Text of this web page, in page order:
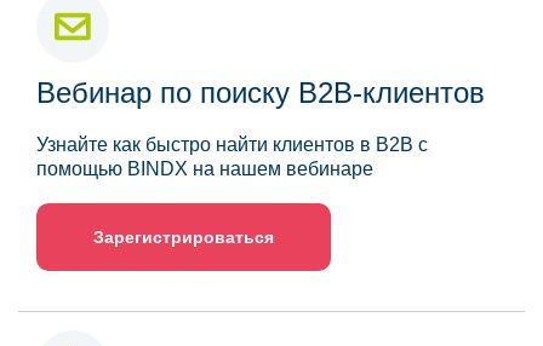
Вебинар по поиску B2B-клиентов
Узнайте как быстро найти клиентов в B2B с
помощью BINDX на нашем вебинаре
Зарегистрироваться